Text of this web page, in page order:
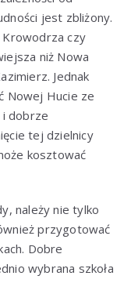
jest zbliżony.
Krowodrza czy
niż Nowa
Jednak
Nowej Hucie ze
dobrze
tej dzielnicy
kosztować
należy nie tylko
przygotować
Dobre
wybrana szkoła